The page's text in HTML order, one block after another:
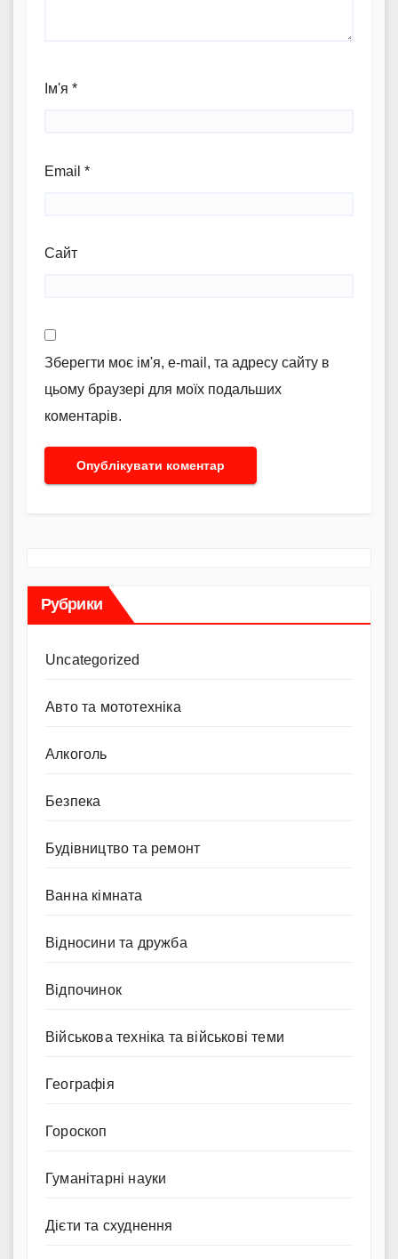
Ім'я *
Email *
Сайт
Зберегти моє ім'я, e-mail, та адресу сайту в
цьому браузері для моїх подальших
коментарів.
Рубрики
Uncategorized
Авто та мототехніка
Алкоголь
Безпека
Будівництво та ремонт
Ванна кімната
Відносини та дружба
Відпочинок
Військова техніка та військові теми
Географія
Гороскоп
Гуманітарні науки
Дієти та схуднення